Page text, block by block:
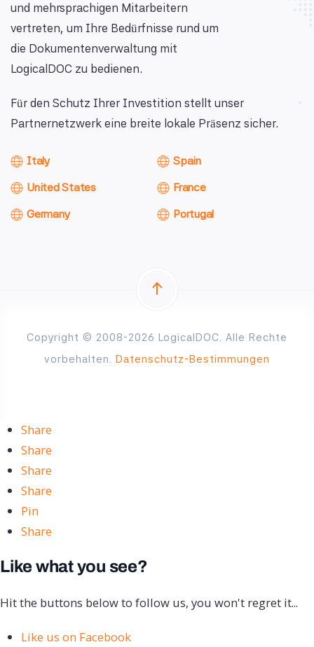
und mehrsprachigen Mitarbeitern
vertreten, um Ihre Bedürfnisse rund um
die Dokumentenverwaltung mit
LogicalDOC zu bedienen.
Für den Schutz Ihrer Investition stellt unser
Partnernetzwerk eine breite lokale Präsenz sicher.
Italy
United States
Germany
Spain
France
Portugal
Copyright © 2008-2026 LogicalDOC. Alle Rechte
vorbehalten. Datenschutz-Bestimmungen
Share
Share
Share
Share
Pin
Share
Like what you see?
Hit the buttons below to follow us, you won't regret it...
Like us on Facebook